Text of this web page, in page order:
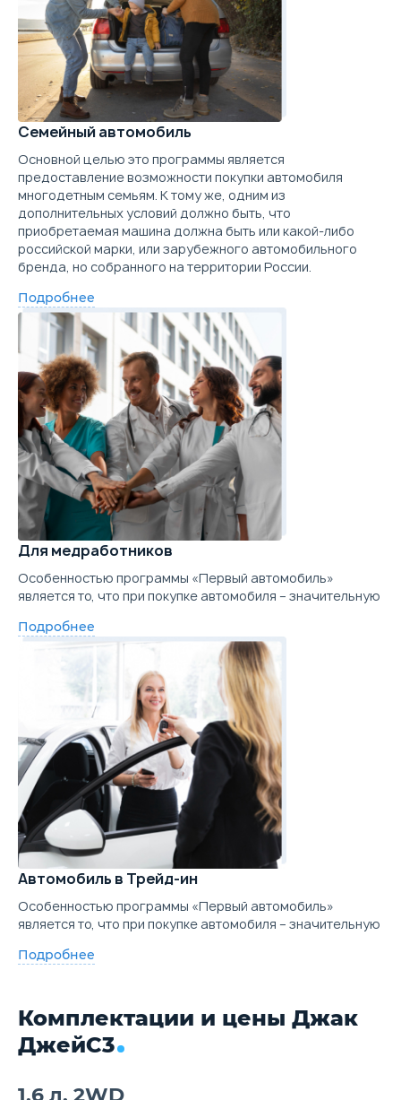
Trade-in
Забронировать
Семейный автомобиль
Основной целью это программы является
предоставление возможности покупки автомобиля
многодетным семьям. К тому же, одним из
дополнительных условий должно быть, что
приобретаемая машина должна быть или какой-либо
российской марки, или зарубежного автомобильного
бренда, но собранного на территории России.
Подробнее
Для медработников
Особенностью программы «Первый автомобиль»
является то, что при покупке автомобиля – значительную
Подробнее
Автомобиль в Трейд-ин
Особенностью программы «Первый автомобиль»
является то, что при покупке автомобиля – значительную
Подробнее
Комплектации и цены Джак
ДжейС3
1.6 л. 2WD